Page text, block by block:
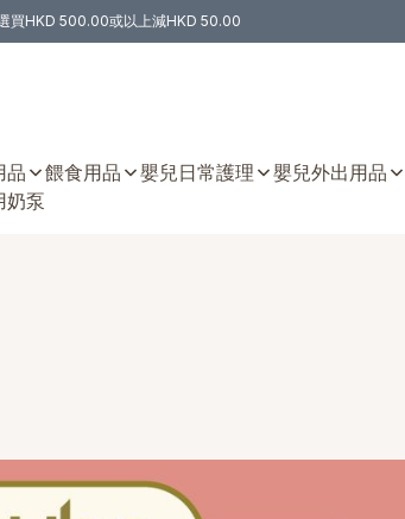
買HKD 500.00或以上減HKD 50.00
品 餵食用品 嬰兒日常護理 嬰兒外出用品
奶泵